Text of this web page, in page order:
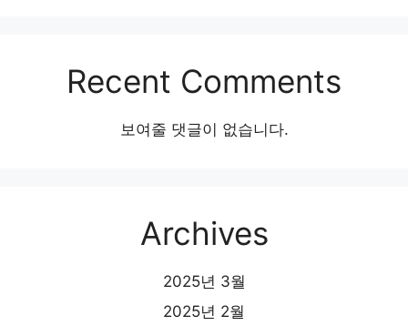
Recent Comments
보여줄 댓글이 없습니다.
Archives
2025년 3월
2025년 2월